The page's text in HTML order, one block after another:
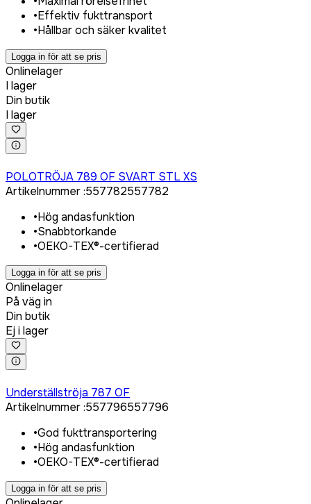
•Effektiv fukttransport
•Hållbar och säker kvalitet
Logga in för att se pris
Onlinelager
I lager
Din butik
I lager
POLOTRÖJA 789 OF SVART STL XS
Artikelnummer:557782557782
•Hög andasfunktion
•Snabbtorkande
•OEKO-TEX®-certifierad
Logga in för att se pris
Onlinelager
På väg in
Din butik
Ej i lager
Underställströja 787 OF
Artikelnummer:557796557796
•God fukttransportering
•Hög andasfunktion
•OEKO-TEX®-certifierad
Logga in för att se pris